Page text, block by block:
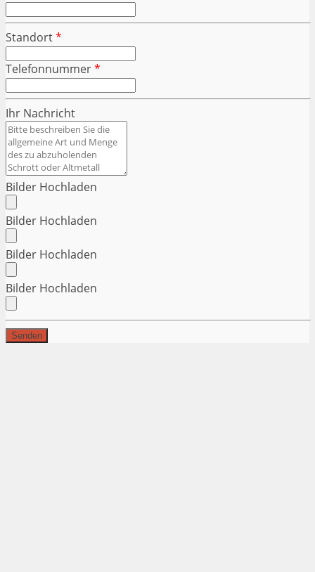
Standort*
Telefonnummer*
Ihr Nachricht
Bilder Hochladen
Bilder Hochladen
Bilder Hochladen
Bilder Hochladen